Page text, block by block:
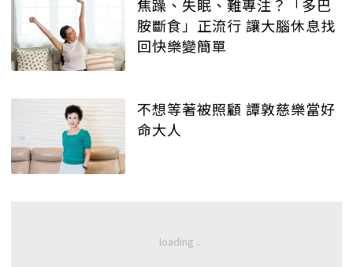
焦躁、失眠、難專注？「多巴
胺斷食」正流行 讓大腦休息找
回快樂變簡單
不想等著被照顧 譚敦慈樂當好
命大人